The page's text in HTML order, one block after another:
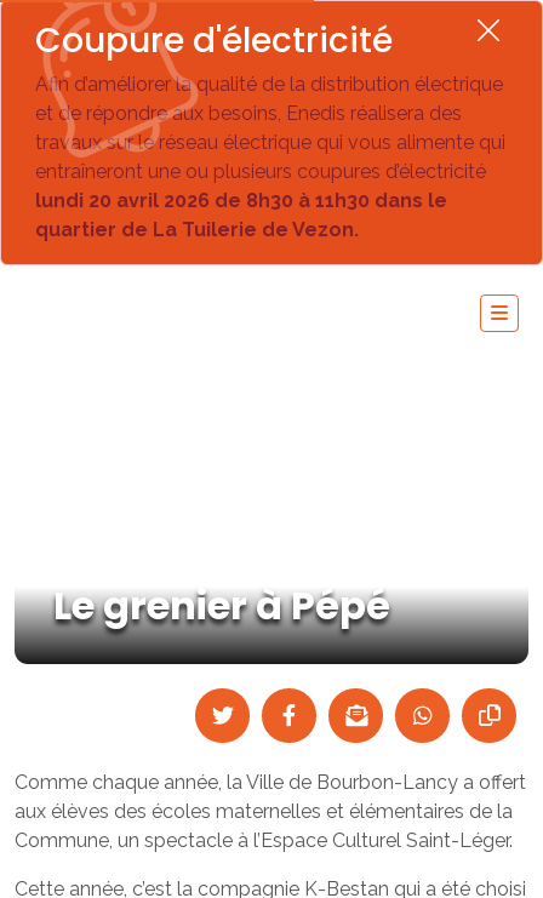
Coupure d'électricité
Afin d’améliorer la qualité de la distribution électrique
et de répondre aux besoins, Enedis réalisera des
travaux sur le réseau électrique qui vous alimente qui
entraîneront une ou plusieurs coupures d’électricité
lundi 20 avril 2026 de 8h30 à 11h30 dans le
quartier de La Tuilerie de Vezon.
Le grenier à Pépé
Comme chaque année, la Ville de Bourbon-Lancy a offert
aux élèves des écoles maternelles et élémentaires de la
Commune, un spectacle à l’Espace Culturel Saint-Léger.
Cette année, c’est la compagnie K-Bestan qui a été choisi